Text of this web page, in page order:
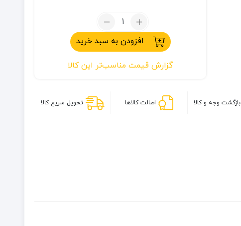
تعداد:
انبردست
9
کاره
استیل
افزودن به سبد خرید
گزارش قیمت مناسب‌تر این کالا
بازگشت وجه و کالا اصالت کالاها تحویل سریع کالا